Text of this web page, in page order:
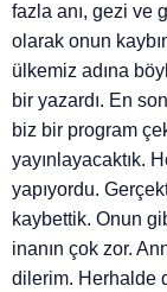
fazla anı, gezi ve
olarak onun
ülkemiz adına
bir yazardı. En
biz bir program
yayınlayacaktık.
yapıyordu.
kaybettik. Onun
inanın çok zor.
dilerim. Herhalde